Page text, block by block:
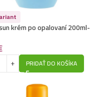
krém po opalovaní 200ml-
PRIDAŤ DO KOŠÍKA